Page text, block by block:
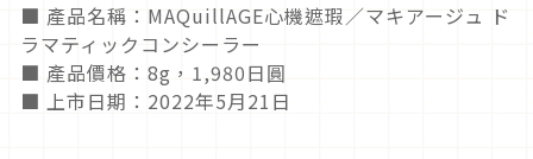
■ 產品名稱：MAQuillAGE心機遮瑕／マキアージュ ド
ラマティックコンシーラー
■ 產品價格：8g，1,980日圓
■ 上市日期：2022年5月21日